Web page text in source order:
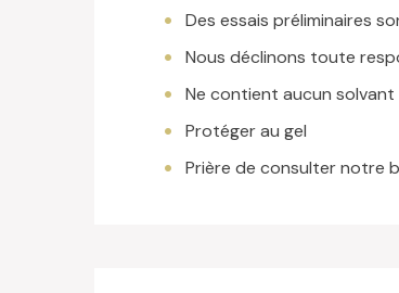
Des essais préliminaires
Nous déclinons toute
Ne contient aucun solvant
Protéger au gel
Prière de consulter notre